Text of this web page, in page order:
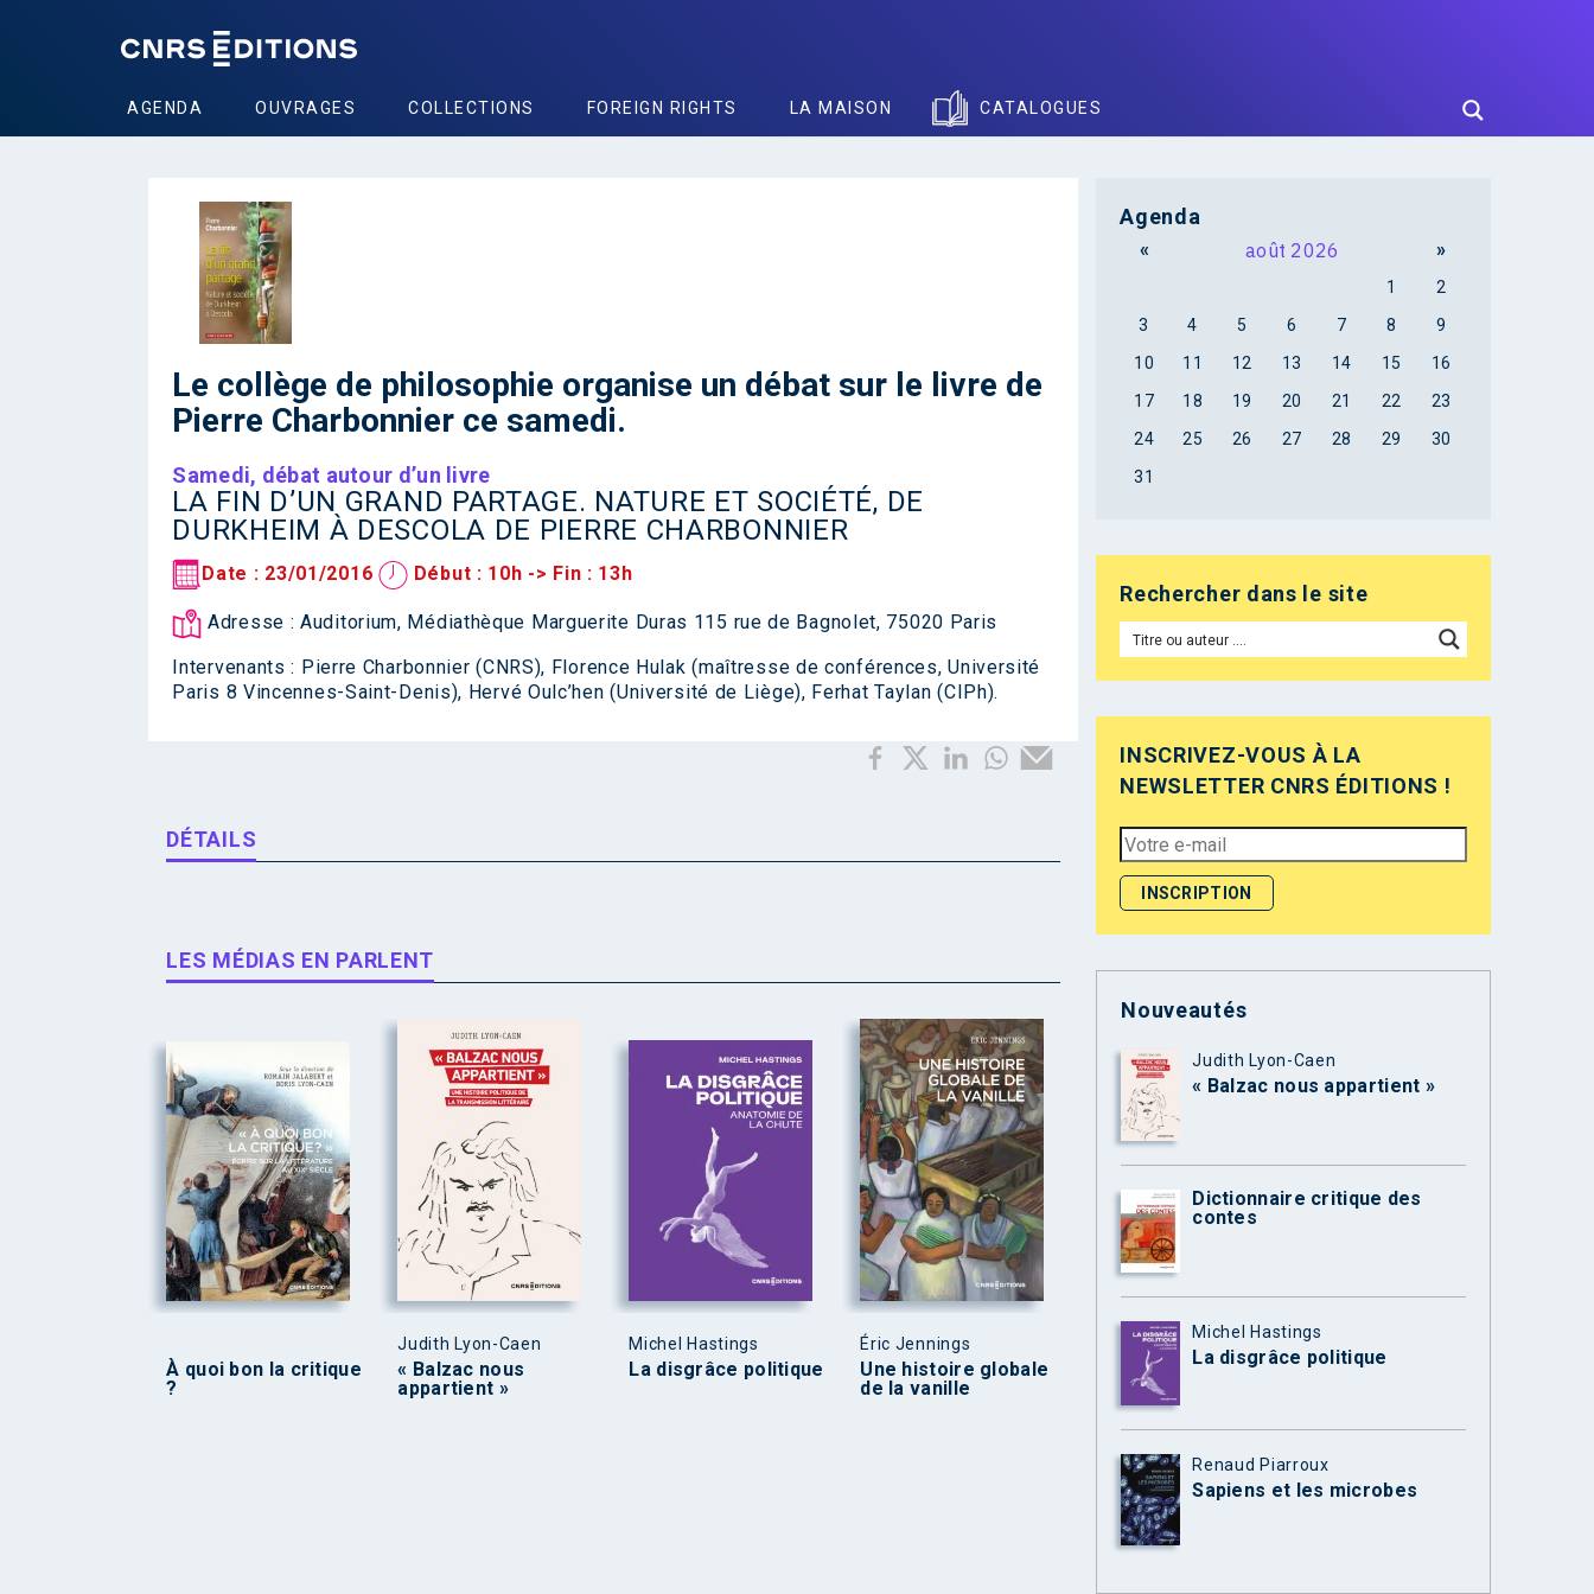
AGENDA OUVRAGES COLLECTIONS FOREIGN RIGHTS LA MAISON CATALOGUES
Le collège de philosophie organise un débat sur le livre de
Pierre Charbonnier ce samedi.
Samedi, débat autour d’un livre
LA FIN D’UN GRAND PARTAGE. NATURE ET SOCIÉTÉ, DE
DURKHEIM À DESCOLA DE PIERRE CHARBONNIER
Date : 23/01/2016 Début : 10h -> Fin : 13h
Adresse : Auditorium, Médiathèque Marguerite Duras 115 rue de Bagnolet, 75020 Paris
Intervenants : Pierre Charbonnier (CNRS), Florence Hulak (maîtresse de conférences, Université
Paris 8 Vincennes-Saint-Denis), Hervé Oulc’hen (Université de Liège), Ferhat Taylan (CIPh).
DÉTAILS
LES MÉDIAS EN PARLENT
À quoi bon la critique
?
Judith Lyon-Caen
« Balzac nous
appartient »
Michel Hastings
La disgrâce politique
Éric Jennings
Une histoire globale
de la vanille
Agenda
« août 2026 »
1
2
3
4 5 6 7 8
9
10
11 12 13 14 15
16
17
18 19 20 21 22
23
24
25 26 27 28 29
30
31
Rechercher dans le site
INSCRIVEZ-VOUS À LA
NEWSLETTER CNRS ÉDITIONS !
Nouveautés
Judith Lyon-Caen
« Balzac nous appartient »
Dictionnaire critique des
contes
Michel Hastings
La disgrâce politique
Renaud Piarroux
Sapiens et les microbes